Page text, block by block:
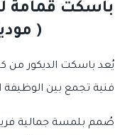
(
فنية تجمع بين
صُمم بلمسة جمالية